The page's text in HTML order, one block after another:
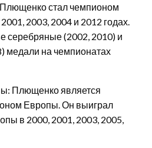
стал чемпионом
2003, 2004 и 2012 годах.
серебряные (2002, 2010) и
медали на чемпионатах
Плющенко является
Европы. Он выиграл
в 2000, 2001, 2003, 2005,